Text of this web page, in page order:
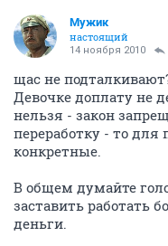
Мужик
настоящий
14 ноября 2010
щас не
Девочке доплату не
нельзя - закон
переработку - то для
конкретные.
В общем думайте
заставить работать
деньги.